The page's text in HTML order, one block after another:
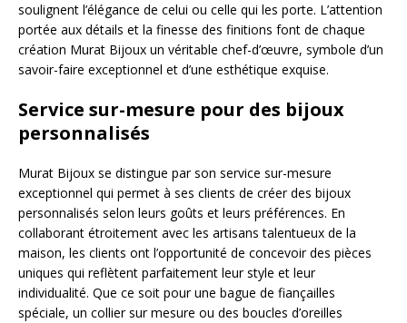
soulignent l’élégance de celui ou celle qui les porte. L’attention
portée aux détails et la finesse des finitions font de chaque
création Murat Bijoux un véritable chef-d’œuvre, symbole d’un
savoir-faire exceptionnel et d’une esthétique exquise.
Service sur-mesure pour des bijoux
personnalisés
Murat Bijoux se distingue par son service sur-mesure
exceptionnel qui permet à ses clients de créer des bijoux
personnalisés selon leurs goûts et leurs préférences. En
collaborant étroitement avec les artisans talentueux de la
maison, les clients ont l’opportunité de concevoir des pièces
uniques qui reflètent parfaitement leur style et leur
individualité. Que ce soit pour une bague de fiançailles
spéciale, un collier sur mesure ou des boucles d’oreilles